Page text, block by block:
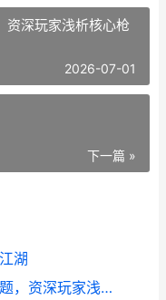
资深玩家浅析核心枪
2026-07-01
下一篇 »
湖
和平精英抽奖什么枪好用，副标题，资深玩家浅析核心枪械价值